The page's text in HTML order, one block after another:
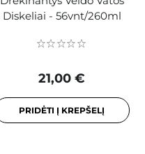
Diskeliai - 56vnt/260ml
21,00 €
PRIDĖTI Į KREPŠELĮ